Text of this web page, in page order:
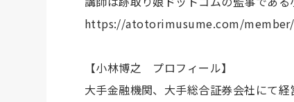
https://atotorimusume.com/member/
【小林博之 プロフィール】
大手金融機関、大手総合証券会社にて